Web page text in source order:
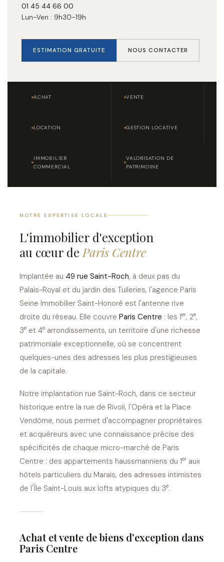
01 45 44 66 00
Lun–Ven : 9h30–19h
ESTIMATION GRATUITE NOUS CONTACTER
ACHAT VENTE
LOCATION GESTION LOCATIVE
IMMOBILIER
COMMERCIAL
VALORISATION DE
PATRIMOINE
NOTRE EXPERTISE LOCALE
L'immobilier d'exception
au cœur de Paris Centre
Implantée au 49 rue Saint-Roch, à deux pas du
Palais-Royal et du jardin des Tuileries, l'agence Paris
Seine Immobilier Saint-Honoré est l'antenne rive
droite du réseau. Elle couvre Paris Centre : les 1er, 2e,
3e et 4e arrondissements, un territoire d'une richesse
patrimoniale exceptionnelle, où se concentrent
quelques-unes des adresses les plus prestigieuses
de la capitale.
Notre implantation rue Saint-Roch, dans ce secteur
historique entre la rue de Rivoli, l'Opéra et la Place
Vendôme, nous permet d'accompagner propriétaires
et acquéreurs avec une connaissance précise des
spécificités de chaque micro-marché de Paris
Centre : des appartements haussmanniens du 1er aux
hôtels particuliers du Marais, des adresses intimistes
de l'Île Saint-Louis aux lofts atypiques du 3e.
Achat et vente de biens d'exception dans
Paris Centre